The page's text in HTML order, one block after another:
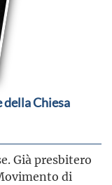
Chiesa
Già presbitero
di